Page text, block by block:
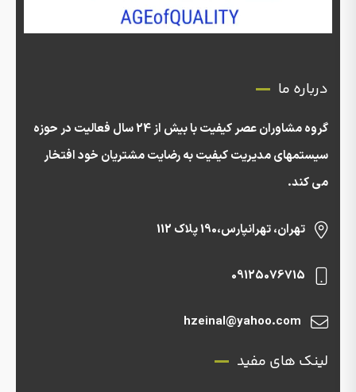
درباره ما
گروه مشاوران عصر کیفیت با بیش از 24 سال فعالیت در حوزه
سیستمهای مدیریت کیفیت به رضایت مشتریان خود افتخار
می کند.
تهران، تهرانپارس،190 پلاک 112
09125076715
hzeinal@yahoo.com
لینک های مفید